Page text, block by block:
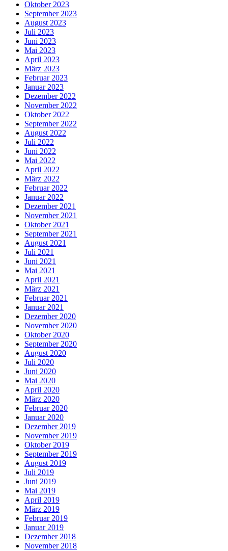
Oktober 2023
September 2023
August 2023
Juli 2023
Juni 2023
Mai 2023
April 2023
März 2023
Februar 2023
Januar 2023
Dezember 2022
November 2022
Oktober 2022
September 2022
August 2022
Juli 2022
Juni 2022
Mai 2022
April 2022
März 2022
Februar 2022
Januar 2022
Dezember 2021
November 2021
Oktober 2021
September 2021
August 2021
Juli 2021
Juni 2021
Mai 2021
April 2021
März 2021
Februar 2021
Januar 2021
Dezember 2020
November 2020
Oktober 2020
September 2020
August 2020
Juli 2020
Juni 2020
Mai 2020
April 2020
März 2020
Februar 2020
Januar 2020
Dezember 2019
November 2019
Oktober 2019
September 2019
August 2019
Juli 2019
Juni 2019
Mai 2019
April 2019
März 2019
Februar 2019
Januar 2019
Dezember 2018
November 2018